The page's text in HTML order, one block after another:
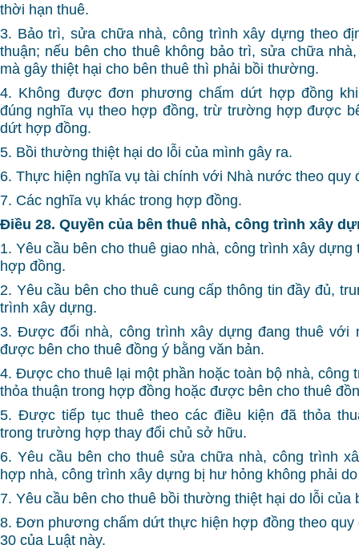
thời hạn thuê.
3. Bảo trì, sửa chữa nhà, công trình xây dựng theo
thuận; nếu bên cho thuê không bảo trì, sửa chữa
mà gây thiệt hại cho bên thuê thì phải bồi thường.
4. Không được đơn phương chấm dứt hợp đồng
đúng nghĩa vụ theo hợp đồng, trừ trường hợp được
dứt hợp đồng.
5. Bồi thường thiệt hại do lỗi của mình gây ra.
6. Thực hiện nghĩa vụ tài chính với Nhà nước theo quy
7. Các nghĩa vụ khác trong hợp đồng.
Điều 28. Quyền của bên thuê nhà, công trình xây
1. Yêu cầu bên cho thuê giao nhà, công trình xây dựng
hợp đồng.
2. Yêu cầu bên cho thuê cung cấp thông tin đầy đủ,
trình xây dựng.
3. Được đổi nhà, công trình xây dựng đang thuê với
được bên cho thuê đồng ý bằng văn bản.
4. Được cho thuê lại một phần hoặc toàn bộ nhà, công
thỏa thuận trong hợp đồng hoặc được bên cho thuê
5. Được tiếp tục thuê theo các điều kiện đã thỏa
trong trường hợp thay đổi chủ sở hữu.
6. Yêu cầu bên cho thuê sửa chữa nhà, công trình
hợp nhà, công trình xây dựng bị hư hỏng không phải
7. Yêu cầu bên cho thuê bồi thường thiệt hại do lỗi của
8. Đơn phương chấm dứt thực hiện hợp đồng theo quy
30 của Luật này.